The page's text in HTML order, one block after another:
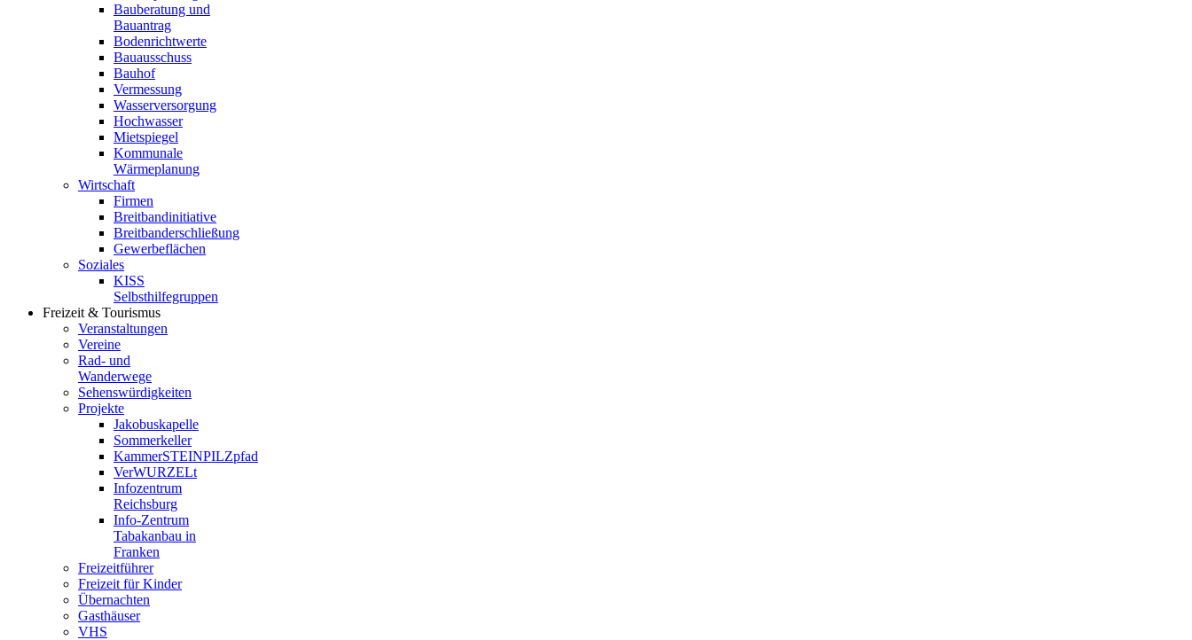
Bauberatung und
Bauantrag
Bodenrichtwerte
Bauausschuss
Bauhof
Vermessung
Wasserversorgung
Hochwasser
Mietspiegel
Kommunale
Wärmeplanung
Wirtschaft
Firmen
Breitbandinitiative
Breitbanderschließung
Gewerbeflächen
Soziales
KISS
Selbsthilfegruppen
Freizeit & Tourismus
Veranstaltungen
Vereine
Rad- und
Wanderwege
Sehenswürdigkeiten
Projekte
Jakobuskapelle
Sommerkeller
KammerSTEINPILZpfad
VerWURZELt
Infozentrum
Reichsburg
Info-Zentrum
Tabakanbau in
Franken
Freizeitführer
Freizeit für Kinder
Übernachten
Gasthäuser
VHS